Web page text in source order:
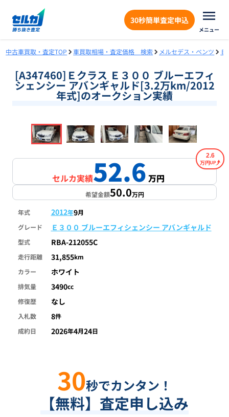
30秒簡単査定申込
メニュー
中古車買取・査定TOP 車買取相場・査定価格 検索 メルセデス・ベンツ Ｅ
[A347460]Ｅクラス Ｅ３００ ブルーエフィ
シェンシー アバンギャルド[3.2万km/2012
年式]のオークション実績
1/18
セルカ実績52.6万円
2.6
万円
希望金額50.0万円
年式 2012年9月
グレード
Ｅ３００ ブルーエフィシェンシー アバンギャルド
型式 RBA-212055C
走行距離 31,855km
カラー
ホワイト
排気量 3490cc
修復歴
なし
入札数 8件
成約日
2026年4月24日
30秒でカンタン！
【無料】査定申し込み